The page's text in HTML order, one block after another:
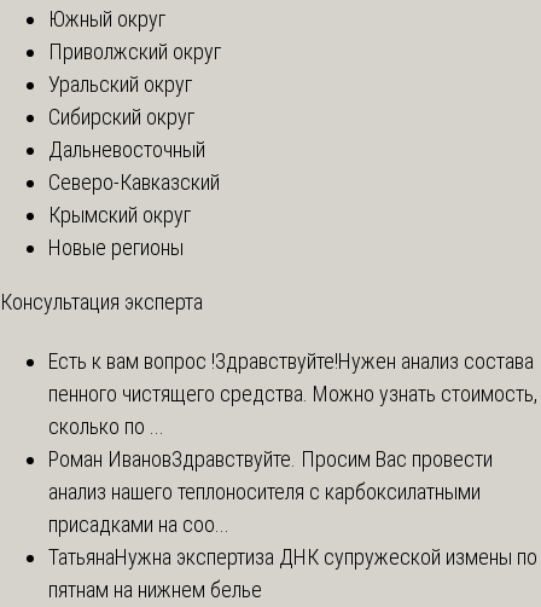
Южный округ
Приволжский округ
Уральский округ
Сибирский округ
Дальневосточный
Северо-Кавказский
Крымский округ
Новые регионы
Консультация эксперта
Есть к вам вопрос !Здравствуйте!Нужен анализ состава
пенного чистящего средства. Можно узнать стоимость,
сколько по ...
Роман ИвановЗдравствуйте. Просим Вас провести
анализ нашего теплоносителя с карбоксилатными
присадками на соо...
ТатьянаНужна экспертиза ДНК супружеской измены по
пятнам на нижнем белье